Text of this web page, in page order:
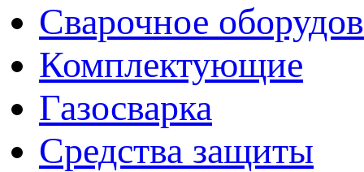
Сварочное
Комплектующие
Газосварка
Средства защиты